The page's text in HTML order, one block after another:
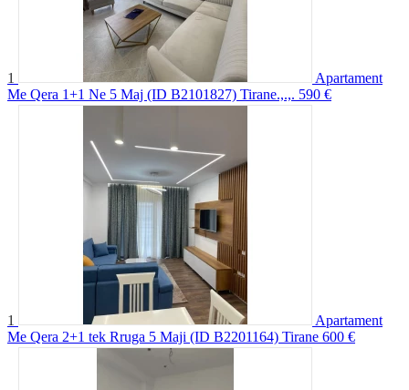
1
Apartament
Me Qera 1+1 Ne 5 Maj (ID B2101827) Tirane.,.,. 590 €
1
Apartament
Me Qera 2+1 tek Rruga 5 Maji (ID B2201164) Tirane 600 €